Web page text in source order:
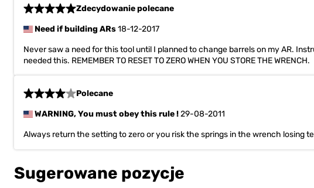
Zdecydowanie polecane
Need if building ARs18-12-2017
Never saw a need for this tool until I planned to change barrels on my AR.
needed this. REMEMBER TO RESET TO ZERO WHEN YOU STORE THE WRENCH.
Polecane
WARNING, You must obey this rule !29-08-2011
Always return the setting to zero or you risk the springs in the wrench losing
Sugerowane pozycje